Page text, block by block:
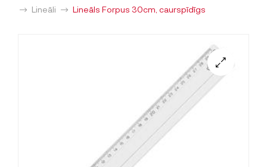
Lineāli
Lineāls Forpus 30cm, caurspīdīgs